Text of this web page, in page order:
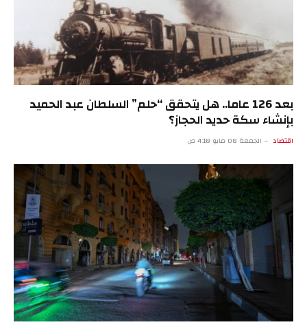
بعد 126 عاما.. هل يتحقق “حلم” السلطان عبد الحميد
بإنشاء سكة حديد الحجاز؟
اقتصاد الجمعة 08 مايو 4:18 ص